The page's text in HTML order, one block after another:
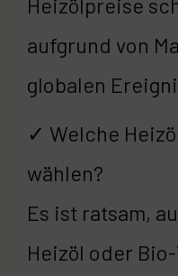
aufgrund von
globalen
✓ Welche
wählen?
Es ist ratsam,
Heizöl oder